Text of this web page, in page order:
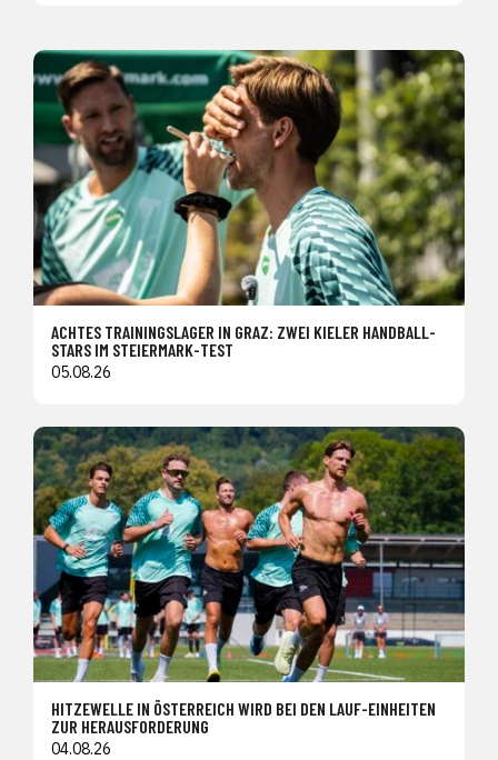
ACHTES TRAININGSLAGER IN GRAZ: ZWEI KIELER HANDBALL-
STARS IM STEIERMARK-TEST
05.08.26
HITZEWELLE IN ÖSTERREICH WIRD BEI DEN LAUF-EINHEITEN
ZUR HERAUSFORDERUNG
04.08.26